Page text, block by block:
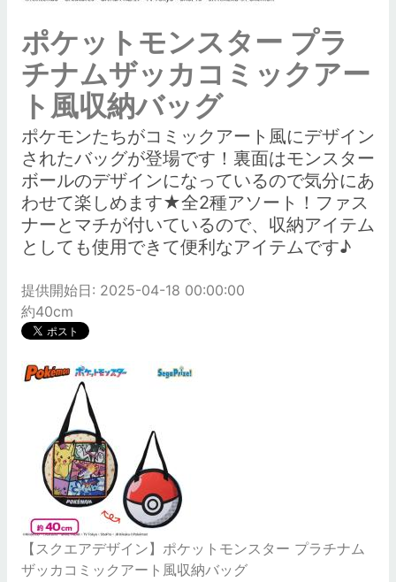
ポケットモンスター プラ
チナムザッカコミックアー
ト風収納バッグ
ポケモンたちがコミックアート風にデザイン
されたバッグが登場です！裏面はモンスター
ボールのデザインになっているので気分にあ
わせて楽しめます★全2種アソート！ファス
ナーとマチが付いているので、収納アイテム
としても使用できて便利なアイテムです♪
提供開始日: 2025-04-18 00:00:00
約40cm
【スクエアデザイン】ポケットモンスター プラチナム
ザッカコミックアート風収納バッグ